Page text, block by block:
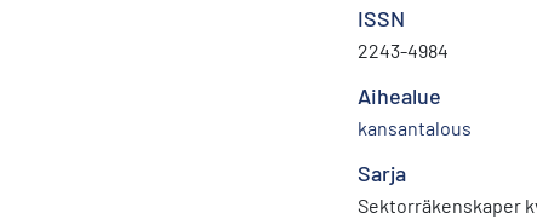
ISSN
2243-4984
Aihealue
kansantalous
Sarja
Sektorräkenskaper